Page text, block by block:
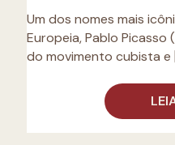
Um dos nomes mais
Europeia, Pablo Picasso
do movimento cubista e